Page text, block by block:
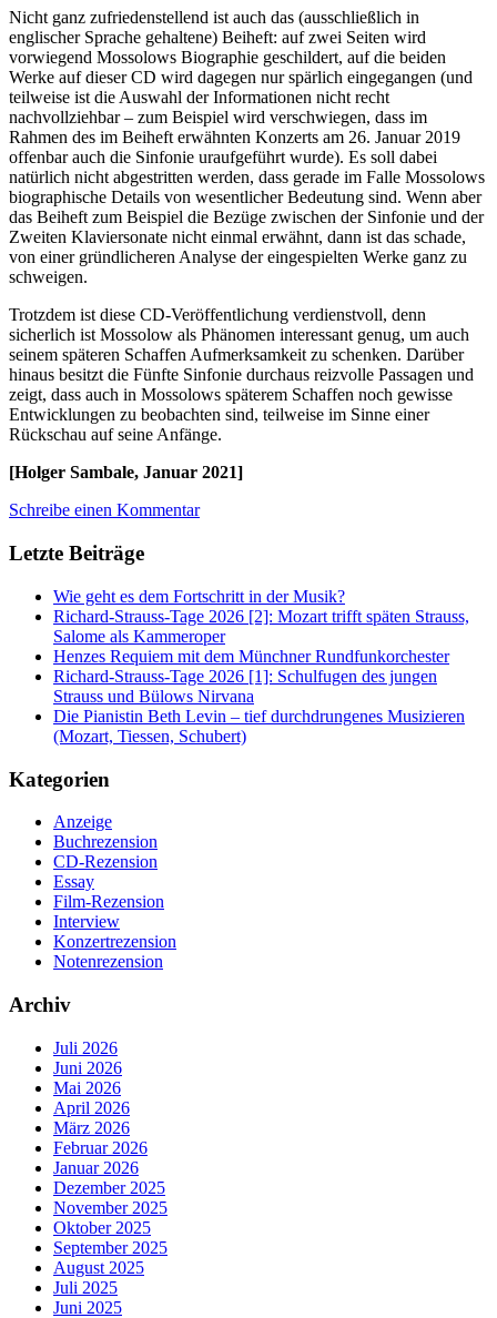
Nicht ganz zufriedenstellend ist auch das (ausschließlich in
englischer Sprache gehaltene) Beiheft: auf zwei Seiten wird
vorwiegend Mossolows Biographie geschildert, auf die beiden
Werke auf dieser CD wird dagegen nur spärlich eingegangen (und
teilweise ist die Auswahl der Informationen nicht recht
nachvollziehbar – zum Beispiel wird verschwiegen, dass im
Rahmen des im Beiheft erwähnten Konzerts am 26. Januar 2019
offenbar auch die Sinfonie uraufgeführt wurde). Es soll dabei
natürlich nicht abgestritten werden, dass gerade im Falle Mossolows
biographische Details von wesentlicher Bedeutung sind. Wenn aber
das Beiheft zum Beispiel die Bezüge zwischen der Sinfonie und der
Zweiten Klaviersonate nicht einmal erwähnt, dann ist das schade,
von einer gründlicheren Analyse der eingespielten Werke ganz zu
schweigen.
Trotzdem ist diese CD-Veröffentlichung verdienstvoll, denn
sicherlich ist Mossolow als Phänomen interessant genug, um auch
seinem späteren Schaffen Aufmerksamkeit zu schenken. Darüber
hinaus besitzt die Fünfte Sinfonie durchaus reizvolle Passagen und
zeigt, dass auch in Mossolows späterem Schaffen noch gewisse
Entwicklungen zu beobachten sind, teilweise im Sinne einer
Rückschau auf seine Anfänge.
[Holger Sambale, Januar 2021]
Schreibe einen Kommentar
Letzte Beiträge
Wie geht es dem Fortschritt in der Musik?
Richard-Strauss-Tage 2026 [2]: Mozart trifft späten Strauss,
Salome als Kammeroper
Henzes Requiem mit dem Münchner Rundfunkorchester
Richard-Strauss-Tage 2026 [1]: Schulfugen des jungen
Strauss und Bülows Nirvana
Die Pianistin Beth Levin – tief durchdrungenes Musizieren
(Mozart, Tiessen, Schubert)
Kategorien
Anzeige
Buchrezension
CD-Rezension
Essay
Film-Rezension
Interview
Konzertrezension
Notenrezension
Archiv
Juli 2026
Juni 2026
Mai 2026
April 2026
März 2026
Februar 2026
Januar 2026
Dezember 2025
November 2025
Oktober 2025
September 2025
August 2025
Juli 2025
Juni 2025